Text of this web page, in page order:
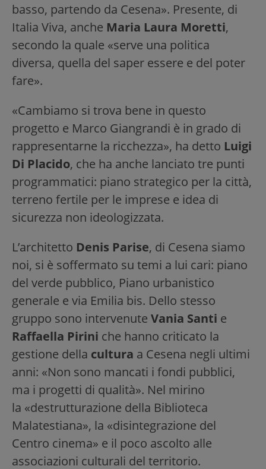
basso, partendo da Cesena». Presente, di
Italia Viva, anche Maria Laura Moretti,
secondo la quale «serve una politica
diversa, quella del saper essere e del poter
fare».
«Cambiamo si trova bene in questo
progetto e Marco Giangrandi è in grado di
rappresentarne la ricchezza», ha detto Luigi
Di Placido, che ha anche lanciato tre punti
programmatici: piano strategico per la città,
terreno fertile per le imprese e idea di
sicurezza non ideologizzata.
L’architetto Denis Parise, di Cesena siamo
noi, si è soffermato su temi a lui cari: piano
del verde pubblico, Piano urbanistico
generale e via Emilia bis. Dello stesso
gruppo sono intervenute Vania Santi e
Raffaella Pirini che hanno criticato la
gestione della cultura a Cesena negli ultimi
anni: «Non sono mancati i fondi pubblici,
ma i progetti di qualità». Nel mirino
la «destrutturazione della Biblioteca
Malatestiana», la «disintegrazione del
Centro cinema» e il poco ascolto alle
associazioni culturali del territorio.